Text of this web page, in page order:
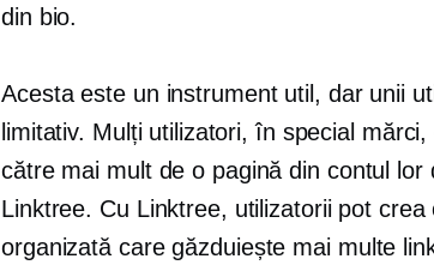
din bio.
Acesta este un instrument util, dar unii
limitativ. Mulți utilizatori, în special
către mai mult de o pagină din contul lor
Linktree. Cu Linktree, utilizatorii pot
organizată care găzduiește mai multe